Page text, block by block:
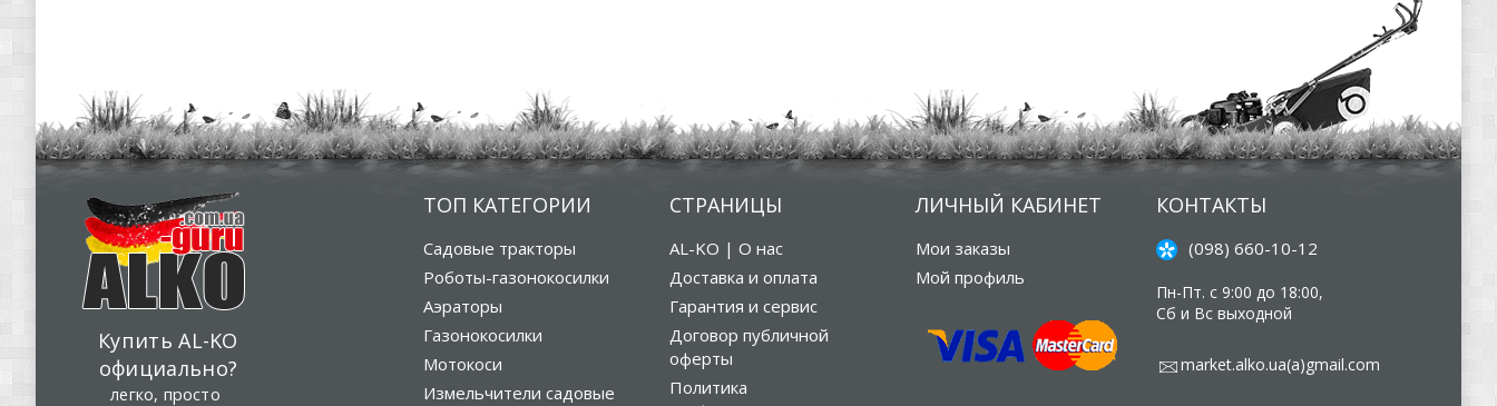
Купить AL-KO
официально?
легко, просто
ТОП КАТЕГОРИИ
Садовые тракторы
Роботы-газонокосилки
Аэраторы
Газонокосилки
Мотокоси
Измельчители садовые
СТРАНИЦЫ
AL-KO | О нас
Доставка и оплата
Гарантия и сервис
Договор публичной
оферты
Политика
ЛИЧНЫЙ КАБИНЕТ
Мои заказы
Мой профиль
КОНТАКТЫ
(098) 660-10-12
Пн-Пт. с 9:00 до 18:00,
Сб и Вс выходной
market.alko.ua(а)gmail.com